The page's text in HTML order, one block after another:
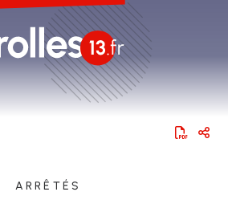
ARRÊTÉS